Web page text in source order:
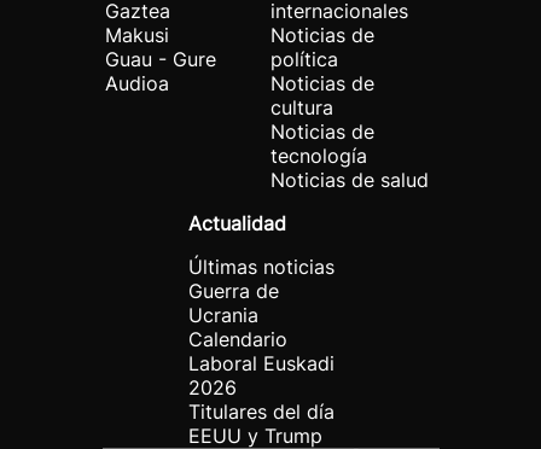
Gaztea
Makusi
Guau - Gure
Audioa
internacionales
Noticias de
política
Noticias de
cultura
Noticias de
tecnología
Noticias de salud
Actualidad
Últimas noticias
Guerra de
Ucrania
Calendario
Laboral Euskadi
2026
Titulares del día
EEUU y Trump